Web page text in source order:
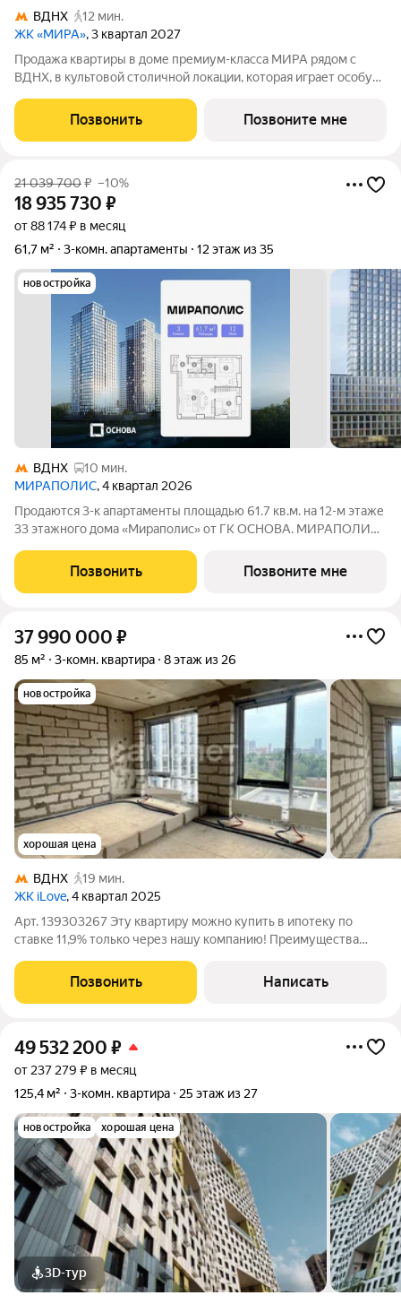
ВДНХ
12 мин.
ЖК «МИРА», 3 квартал 2027
Продажа квартиры в доме премиум-класса МИРА рядом с
ВДНХ, в культовой столичной локации, которая играет особую
квартира площадью 85.68 м расположена в корпусе 2, на 3
этаже 23 этажного дома.
Позвонить Позвоните мне
21 039 700₽ –10%
18 935 730 ₽
от 88 174 ₽ в месяц
61,7 м²
3-комн. апартаменты 12 этаж из 35
новостройка
ВДНХ
10 мин.
МИРАПОЛИС, 4 квартал 2026
Продаются 3-к апартаменты площадью 61.7 кв.м. на 12-м этаже
33 этажного дома «Мираполис» от ГК ОСНОВА. МИРАПОЛИС
отдыха и жизни. Проект состоит из четырех башен с
авторскими стеклянными
Позвонить Позвоните мне
37 990 000 ₽
85 м² 3-комн. квартира 8 этаж из 26
новостройка
хорошая цена
ВДНХ
19 мин.
ЖК iLove, 4 квартал 2025
Арт. 139303267 Эту квартиру можно купить в ипотеку по
ставке 11,9% только через нашу компанию! Преимущества
подземный паркинг и современные лобби; высокий потенциал
роста стоимости
Позвонить Написать
49 532 200 ₽
от 237 279 ₽ в месяц
125,4 м²
3-комн. квартира 25 этаж из 27
новостройка хорошая цена
3D-тур